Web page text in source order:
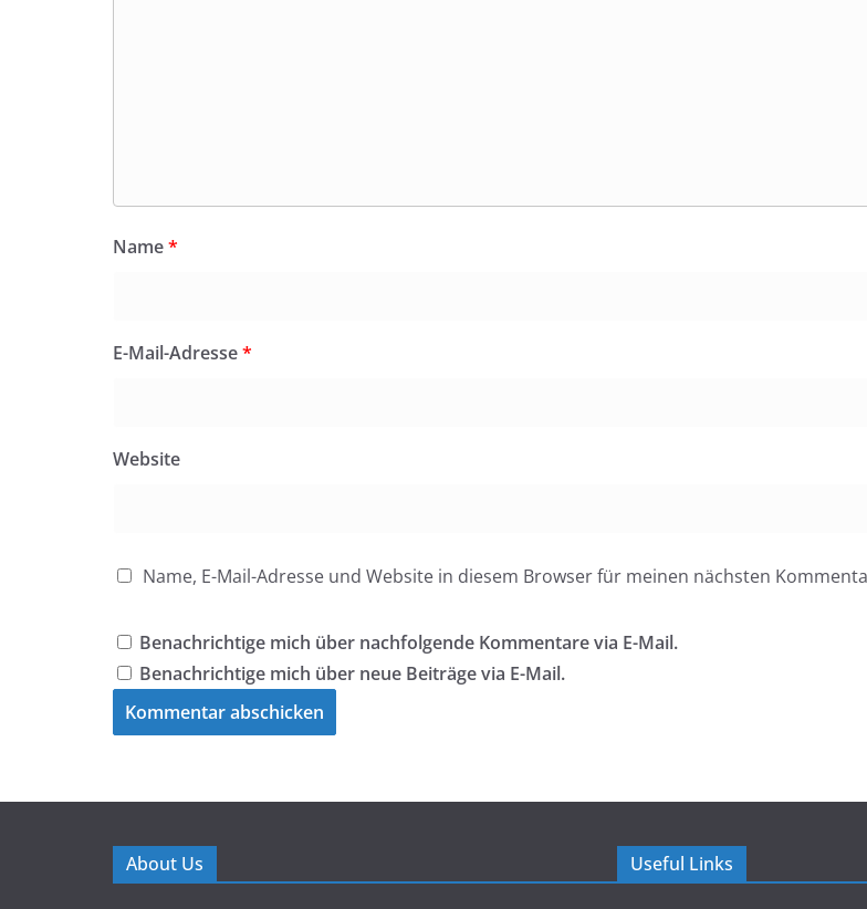
Name*
E-Mail-Adresse*
Website
Name, E-Mail-Adresse und Website in diesem Browser für meinen nächsten
Benachrichtige mich über nachfolgende Kommentare via E-Mail.
Benachrichtige mich über neue Beiträge via E-Mail.
About Us Useful Links